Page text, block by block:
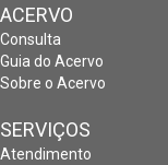
ACERVO
Consulta
Guia do Acervo
Sobre o Acervo
SERVIÇOS
Atendimento